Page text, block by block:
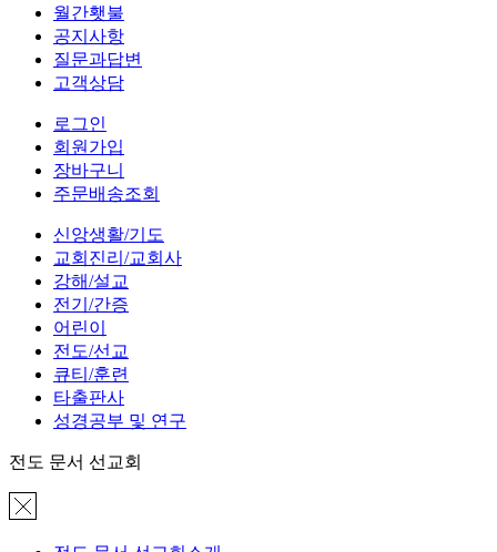
월간횃불
공지사항
질문과답변
고객상담
로그인
회원가입
장바구니
주문배송조회
신앙생활/기도
교회진리/교회사
강해/설교
전기/간증
어린이
전도/선교
큐티/훈련
타출판사
성경공부 및 연구
전도 문서 선교회